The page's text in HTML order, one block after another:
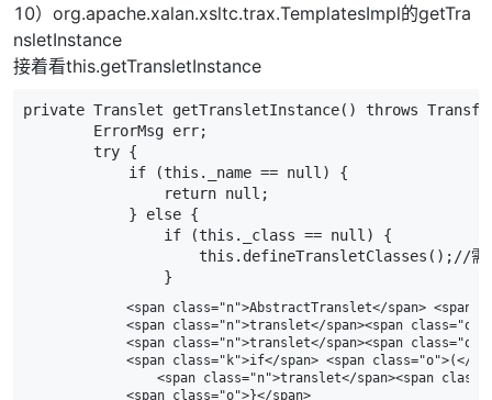
10）org.apache.xalan.xsltc.trax.TemplatesImpl的getTra
nsletInstance
接着看this.getTransletInstance
private Translet getTransletInstance() throws
ErrorMsg err;
try {
if
(this . _name == null )
{
return null ;
}
else {
if
(this . _class == null )
{
this . defineTransletClasses (); //需
}
<span class="n">AbstractTranslet</span> <span
<span class="n">translet</span><span
<span class="n">translet</span><span
<span class="k">if</span> <span class="o">(</
<span class="n">translet</span><span